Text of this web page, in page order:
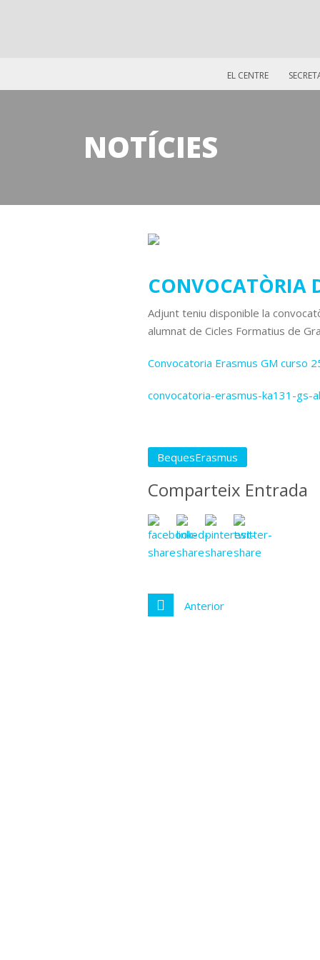
EL CENTRE
NOTÍCIES
CONVOCATÒRIA
Adjunt teniu disponible la
alumnat de Cicles Formatius de
Convocatoria Erasmus GM curso
convocatoria-erasmus-ka131-gs-
BequesErasmus
Comparteix Entrada
Anterior